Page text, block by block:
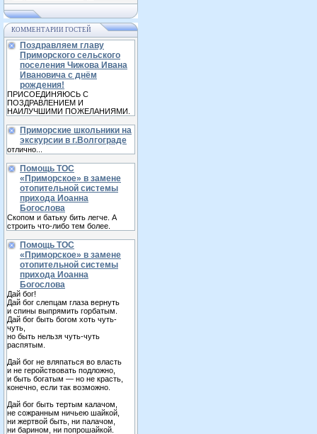
КОММЕНТАРИИ ГОСТЕЙ
Поздравляем главу
Приморского сельского
поселения Чижова Ивана
Ивановича с днём
рождения!
ПРИСОЕДИНЯЮСЬ С
ПОЗДРАВЛЕНИЕМ И
НАИЛУЧШИМИ ПОЖЕЛАНИЯМИ.
Приморские школьники на
экскурсии в г.Волгограде
отлично...
Помощь ТОС
«Приморское» в замене
отопительной системы
прихода Иоанна
Богослова
Скопом и батьку бить легче. А
строить что-либо тем более.
Помощь ТОС
«Приморское» в замене
отопительной системы
прихода Иоанна
Богослова
Дай бог!
Дай бог слепцам глаза вернуть
и спины выпрямить горбатым.
Дай бог быть богом хоть чуть-
чуть,
но быть нельзя чуть-чуть
распятым.
Дай бог не вляпаться во власть
и не геройствовать подложно,
и быть богатым — но не красть,
конечно, если так возможно.
Дай бог быть тертым калачом,
не сожранным ничьею шайкой,
ни жертвой быть, ни палачом,
ни барином, ни попрошайкой.